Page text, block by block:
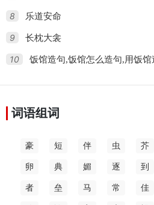
8 乐道安命
9 长枕大衾
10 饭馆造句,饭馆怎么造句,用饭馆
词语组词
豪 短 伴 虫 芥
卵 典 媚 逐 到
者 垒 马 常 佳